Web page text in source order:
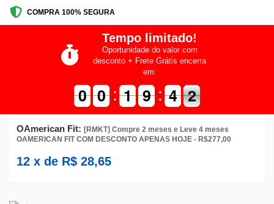
COMPRA 100% SEGURA
Tempo limitado!
Oportunidade do valor com
desconto + Frete Grátis encerra
em:
9
9
0
0 9
9
0
0 2
1
1 0
9
9 5
4
4 2
2
1
OAmerican Fit: [RMKT] Compre 2 meses e Leve 4 meses
OAMERICAN FIT COM DESCONTO APENAS HOJE - R$277,00
12 x de R$ 28,65